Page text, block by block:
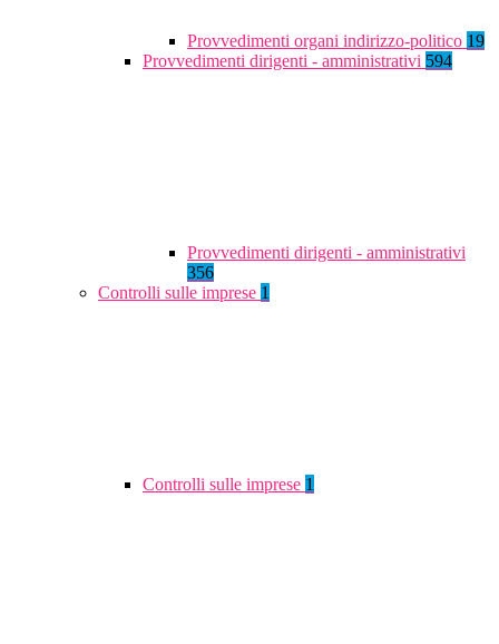
Provvedimenti organi indirizzo-politico 19
Provvedimenti dirigenti - amministrativi 594
Provvedimenti dirigenti - amministrativi
356
Controlli sulle imprese 1
Controlli sulle imprese 1